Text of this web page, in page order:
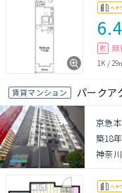
6.4
敷 無
1K /29
賃貸マンション パークア
京急
築18年
神奈